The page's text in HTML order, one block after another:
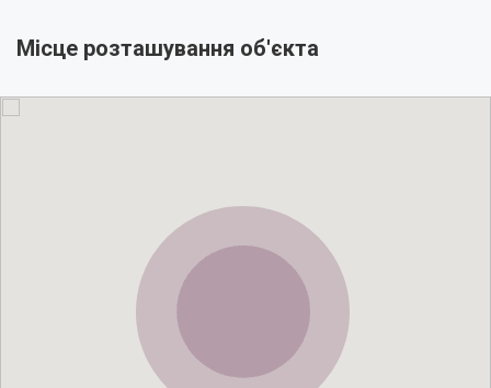
Місце розташування об'єкта